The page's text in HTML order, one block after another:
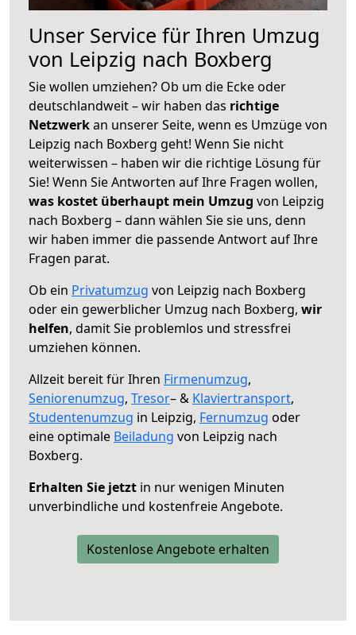
Unser Service für Ihren Umzug
von Leipzig nach Boxberg
Sie wollen umziehen? Ob um die Ecke oder
deutschlandweit – wir haben das richtige
Netzwerkan unserer Seite, wenn es Umzüge von
Leipzig nach Boxberg geht! Wenn Sie nicht
weiterwissen – haben wir die richtige Lösung für
Sie! Wenn Sie Antworten auf Ihre Fragen wollen,
was kostet überhaupt mein Umzug von Leipzig
nach Boxberg – dann wählen Sie sie uns, denn
wir haben immer die passende Antwort auf Ihre
Fragen parat.
Ob ein Privatumzug von Leipzig nach Boxberg
oder ein gewerblicher Umzug nach Boxberg, wir
helfen, damit Sie problemlos und stressfrei
umziehen können.
Allzeit bereit für Ihren Firmenumzug,
Seniorenumzug, Tresor– & Klaviertransport,
Studentenumzug in Leipzig, Fernumzug oder
eine optimale Beiladung von Leipzig nach
Boxberg.
Erhalten Sie jetzt in nur wenigen Minuten
unverbindliche und kostenfreie Angebote.
Kostenlose Angebote erhalten